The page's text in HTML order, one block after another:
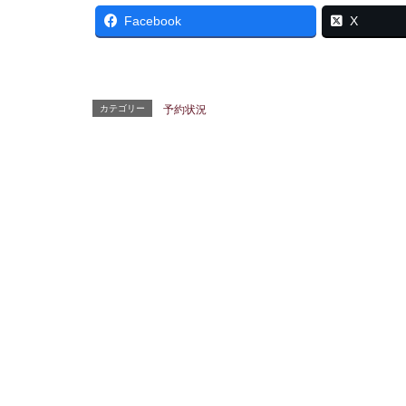
Facebook X
カテゴリー 予約状況